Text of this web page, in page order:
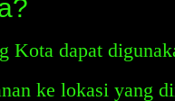
Kota dapat
ke lokasi yang